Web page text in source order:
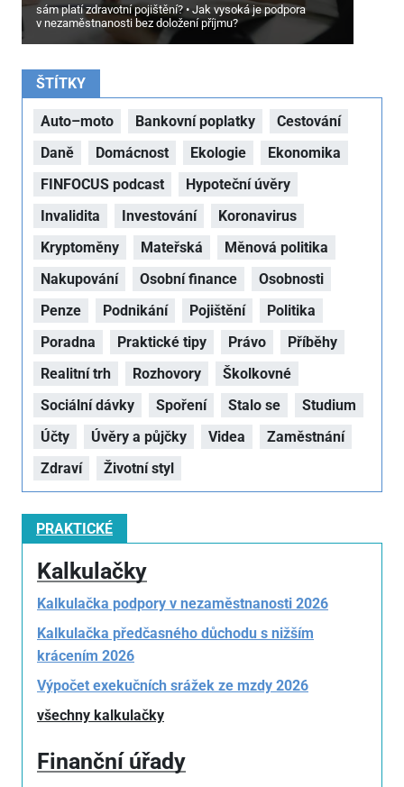
sám platí zdravotní pojištění?
Jak vysoká je podpora
v nezaměstnanosti bez doložení příjmu?
ŠTÍTKY
Auto–moto Bankovní poplatky
Cestování
Daně
Domácnost Ekologie
Ekonomika
FINFOCUS podcast
Hypoteční úvěry
Invalidita
Investování
Koronavirus
Kryptoměny
Mateřská
Měnová politika
Nakupování
Osobní finance
Osobnosti
Penze
Podnikání Pojištění
Politika
Poradna
Praktické tipy Právo
Příběhy
Realitní trh
Rozhovory
Školkovné
Sociální dávky
Spoření Stalo se
Studium
Účty
Úvěry a půjčky Videa
Zaměstnání
Zdraví
Životní styl
PRAKTICKÉ
Kalkulačky
Kalkulačka podpory v nezaměstnanosti 2026
Kalkulačka předčasného důchodu s nižším
krácením 2026
Výpočet exekučních srážek ze mzdy 2026
všechny kalkulačky
Finanční úřady